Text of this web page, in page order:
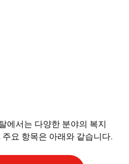
에서는 다양한 분야의 복지
요 항목은 아래와 같습니다.